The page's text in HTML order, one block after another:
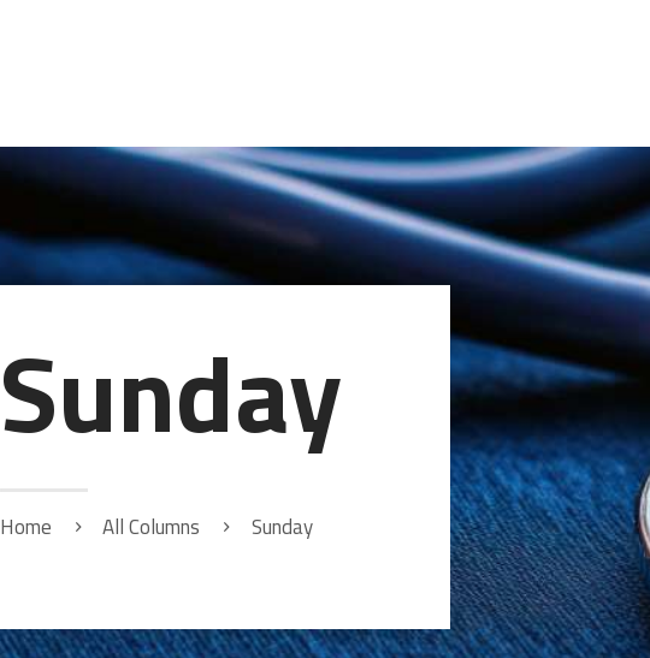
Sunday
Home All Columns Sunday
HAUSAPOTHEKE
KONTAKT